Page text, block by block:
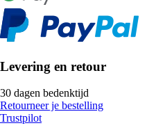
Levering en retour
30 dagen bedenktijd
Retourneer je bestelling
Trustpilot